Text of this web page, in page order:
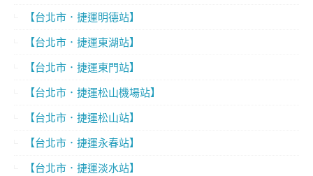
【台北市．捷運明德站】
【台北市．捷運東湖站】
【台北市．捷運東門站】
【台北市．捷運松山機場站】
【台北市．捷運松山站】
【台北市．捷運永春站】
【台北市．捷運淡水站】